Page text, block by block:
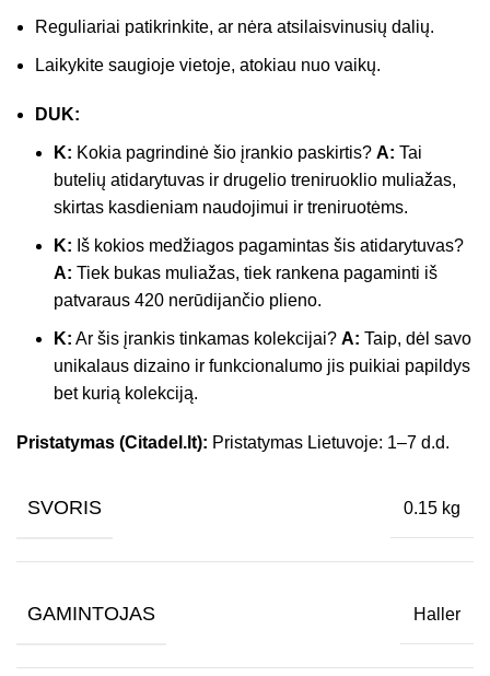
Reguliariai patikrinkite, ar nėra atsilaisvinusių dalių.
Laikykite saugioje vietoje, atokiau nuo vaikų.
DUK:
K: Kokia pagrindinė šio įrankio paskirtis? A: Tai
butelių atidarytuvas ir drugelio treniruoklio muliažas,
skirtas kasdieniam naudojimui ir treniruotėms.
K: Iš kokios medžiagos pagamintas šis atidarytuvas?
A: Tiek bukas muliažas, tiek rankena pagaminti iš
patvaraus 420 nerūdijančio plieno.
K: Ar šis įrankis tinkamas kolekcijai? A: Taip, dėl savo
unikalaus dizaino ir funkcionalumo jis puikiai papildys
bet kurią kolekciją.
Pristatymas (Citadel.lt): Pristatymas Lietuvoje: 1–7 d.d.
SVORIS 0.15 kg
GAMINTOJAS Haller